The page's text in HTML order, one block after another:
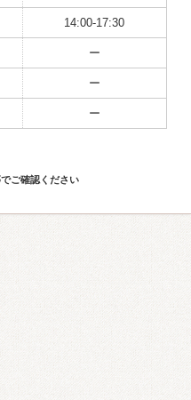
14:00-17:30
ー
ー
ー
ご確認ください